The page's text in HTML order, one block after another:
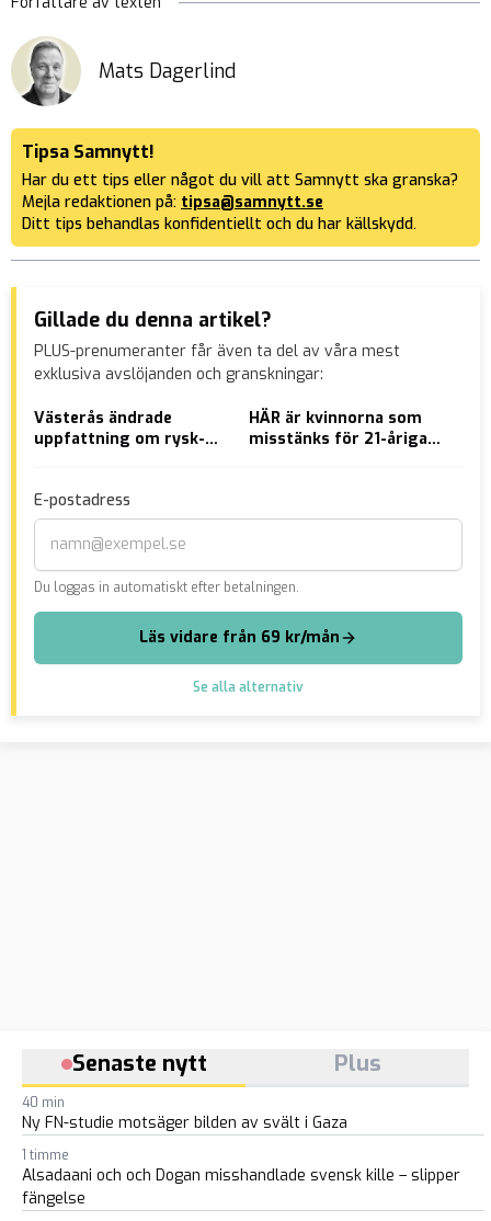
Mats Dagerlind
Tipsa Samnytt!
Har du ett tips eller något du vill att Samnytt ska granska?
Mejla redaktionen på: tipsa@samnytt.se
Ditt tips behandlas konfidentiellt och du har källskydd.
Gillade du denna artikel?
PLUS-prenumeranter får även ta del av våra mest
exklusiva avslöjanden och granskningar:
Västerås ändrade
uppfattning om rysk-
Oksanen
HÄR är kvinnorna som
misstänks för 21-åriga
E-postadress
Du loggas in automatiskt efter betalningen.
Läs vidare från 69 kr/mån
Se alla alternativ
Senaste nytt Plus
40 min
Ny FN-studie motsäger bilden av svält i Gaza
1 timme
Alsadaani och och Dogan misshandlade svensk kille – slipper
fängelse